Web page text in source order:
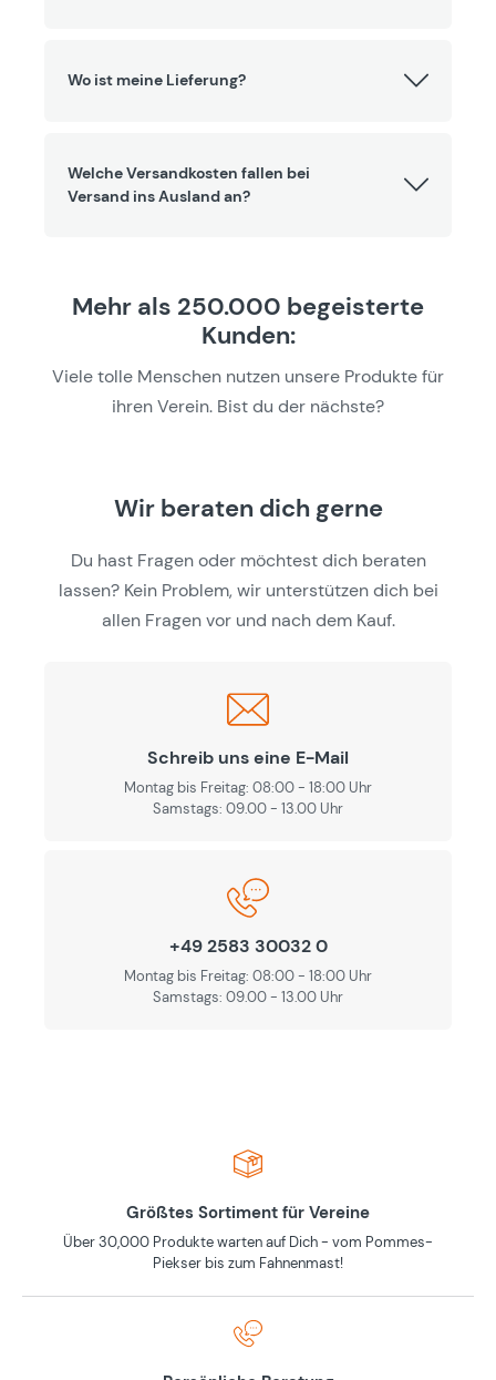
Wo ist meine Lieferung?
Welche Versandkosten fallen bei
Versand ins Ausland an?
Mehr als 250.000 begeisterte
Kunden:
Viele tolle Menschen nutzen unsere Produkte für
ihren Verein. Bist du der nächste?
Wir beraten dich gerne
Du hast Fragen oder möchtest dich beraten
lassen? Kein Problem, wir unterstützen dich bei
allen Fragen vor und nach dem Kauf.
Schreib uns eine E-Mail
Montag bis Freitag: 08:00 - 18:00 Uhr
Samstags: 09.00 - 13.00 Uhr
+49 2583 30032 0
Montag bis Freitag: 08:00 - 18:00 Uhr
Samstags: 09.00 - 13.00 Uhr
Größtes Sortiment für Vereine
Über 30,000 Produkte warten auf Dich - vom Pommes-
Piekser bis zum Fahnenmast!